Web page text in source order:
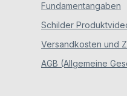
Fundamentangaben
Schilder
Versandkosten und
AGB (Allgemeine